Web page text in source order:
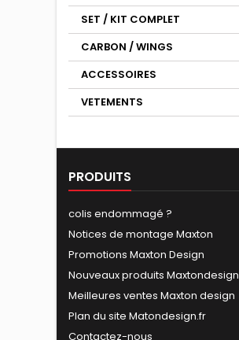
SET / KIT COMPLET
CARBON / WINGS
ACCESSOIRES
VETEMENTS
PRODUITS
colis endommagé ?
Notices de montage Maxton
Promotions Maxton Design
Nouveaux produits Maxtondesign
Meilleures ventes Maxton design
Plan du site Matondesign.fr
Contactez-nous